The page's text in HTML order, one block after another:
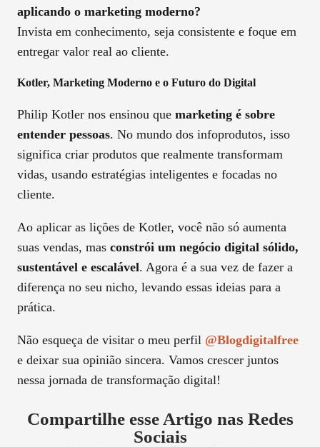
aplicando o marketing moderno?
Invista em conhecimento, seja consistente e foque em
entregar valor real ao cliente.
Kotler, Marketing Moderno e o Futuro do Digital
Philip Kotler nos ensinou que marketing é sobre
entender pessoas. No mundo dos infoprodutos, isso
significa criar produtos que realmente transformam
vidas, usando estratégias inteligentes e focadas no
cliente.
Ao aplicar as lições de Kotler, você não só aumenta
suas vendas, mas constrói um negócio digital sólido,
sustentável e escalável. Agora é a sua vez de fazer a
diferença no seu nicho, levando essas ideias para a
prática.
Não esqueça de visitar o meu perfil @blogdigitalfree
e deixar sua opinião sincera. Vamos crescer juntos
nessa jornada de transformação digital!
Compartilhe esse Artigo nas Redes
Sociais